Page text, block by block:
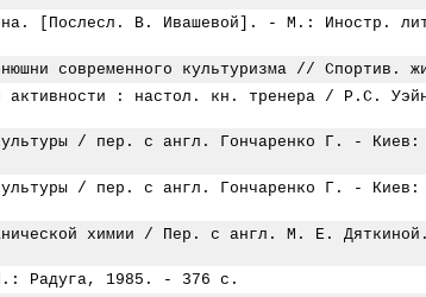
[Послесл. В. Ивашевой]. - М.: Иностр.
современного культуризма //
активности : настол. кн. тренера / Р.С.
культуры / пер. с англ. Гончаренко Г. -
культуры / пер. с англ. Гончаренко Г. -
химии / Пер. с англ. М. Е.
Радуга, 1985. - 376 с.